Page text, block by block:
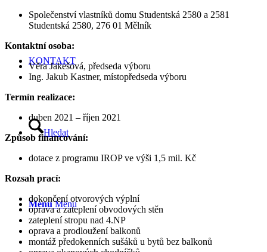
KONTAKT
Hledat
Menu Menu
Společenství vlastníků domu Studentská 2580 a 2581
Studentská 2580, 276 01 Mělník
Kontaktní osoba:
Věra Jakešová, předseda výboru
Ing. Jakub Kastner, místopředseda výboru
Termín realizace:
duben 2021 – říjen 2021
Způsob financování:
dotace z programu IROP ve výši 1,5 mil. Kč
Rozsah prací:
dokončení otvorových výplní
oprava a zateplení obvodových stěn
zateplení stropu nad 4.NP
oprava a prodloužení balkonů
montáž předokenních sušáků u bytů bez balkonů